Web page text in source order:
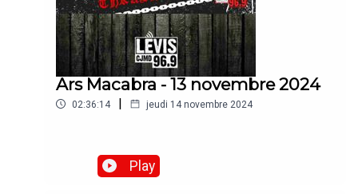
Ars Macabra - 13 novembre 2024
02:36:14 | jeudi 14 novembre 2024
Play